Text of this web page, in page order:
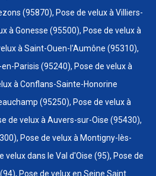
(95870), Pose de velux à Villiers-
à Gonesse (95500), Pose de velux à
à Saint-Ouen-l'Aumône (95310),
Parisis (95240), Pose de velux à
à Conflans-Sainte-Honorine
(95250), Pose de velux à
de velux à Auvers-sur-Oise (95430),
Pose de velux à Montigny-lès-
velux dans le Val d'Oise (95), Pose de
Pose de velux en Seine Saint